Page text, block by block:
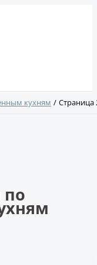
кухням Страница
по